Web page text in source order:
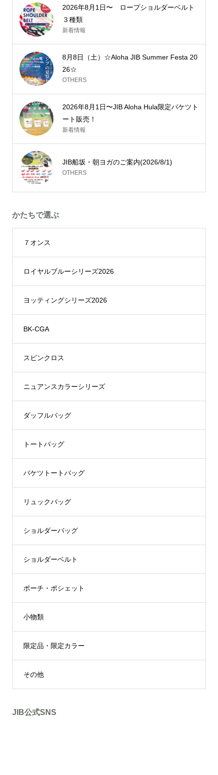
2026年8月1日〜 ロープショルダーベルト
３種類
新着情報
8月8日（土）☆Aloha JIB Summer Festa 20
26☆
OTHERS
2026年8月1日〜JIB Aloha Hula限定バケツト
ート販売！
新着情報
JIB船坂・朝ヨガのご案内(2026/8/1)
OTHERS
かたちで選ぶ
７オンス
ロイヤルブルーシリーズ2026
ヨッティングシリーズ2026
BK-CGA
スピンクロス
ニュアンスカラーシリーズ
ダッフルバッグ
トートバッグ
バケツトートバッグ
リュックバッグ
ショルダーバッグ
ショルダーベルト
ポーチ・ポシェット
小物類
限定品・限定カラー
その他
JIB公式SNS